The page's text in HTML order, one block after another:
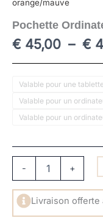
orange/mauve
Pochette
€ 45,00 – €
Valable pour une
Valable pour un
Valable pour un
-
de
Pochette
Ordinateur
+
Livraison offerte